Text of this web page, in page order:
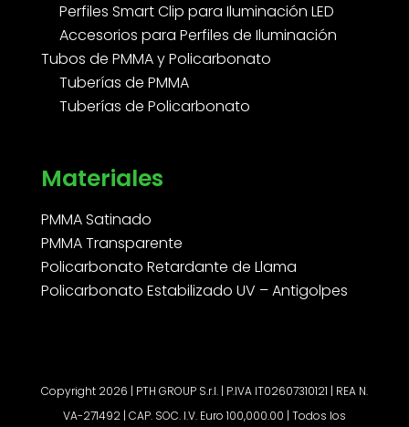
Perfiles Smart Clip para Iluminación LED
Accesorios para Perfiles de Iluminación
Tubos de PMMA y Policarbonato
Tuberías de PMMA
Tuberías de Policarbonato
Materiales
PMMA Satinado
PMMA Transparente
Policarbonato Retardante de Llama
Policarbonato Estabilizado UV – Antigolpes
Copyright 2026 | PTH GROUP S.r.l. | P.IVA IT02607310121 | REA N.
VA-271492 | CAP. SOC. I.V. Euro 100,000.00 | Todos los